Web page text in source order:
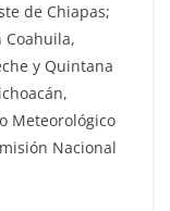
de Chiapas;
Coahuila,
y Quintana
Meteorológico
Nacional